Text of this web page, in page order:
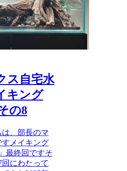
ス自宅水
キング
の8
は、部長のマ
すメイキング
最終回ですそ
回にわたって